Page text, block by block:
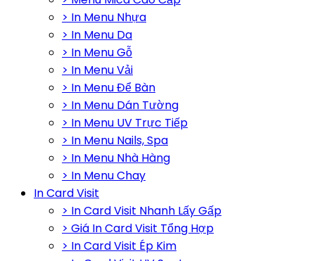
> In Menu Nhựa
> In Menu Da
> In Menu Gỗ
> In Menu Vải
> In Menu Để Bàn
> In Menu Dán Tường
> In Menu UV Trực Tiếp
> In Menu Nails, Spa
> In Menu Nhà Hàng
> In Menu Chay
In Card Visit
> In Card Visit Nhanh Lấy Gấp
> Giá In Card Visit Tổng Hợp
> In Card Visit Ép Kim